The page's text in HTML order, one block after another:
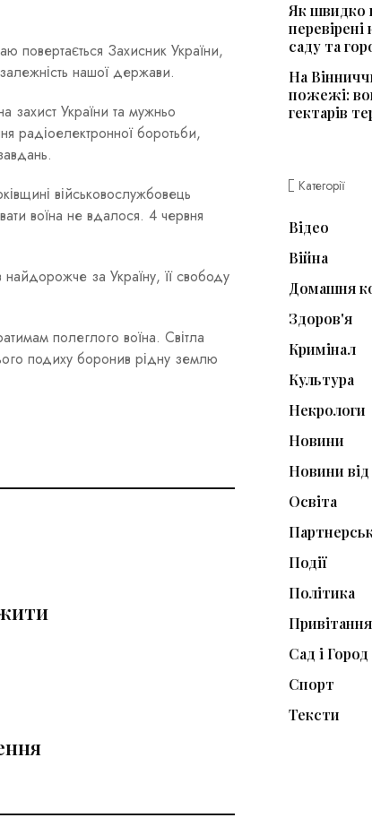
повертається Захисник України,
нашої держави.
захист України та мужньо
радіоелектронної боротьби,
військовослужбовець
воїна не вдалося. 4 червня
за Україну, її свободу
полеглого воїна. Світла
подиху боронив рідну землю
Як швидко
саду та
На
пожежі:
гектарів
Категорії
Відео
Війна
Домашня
Здоров'я
Кримінал
Культура
Некрологи
Новини
Новини від
Освіта
Події
Політика
Сад і Город
Спорт
Тексти